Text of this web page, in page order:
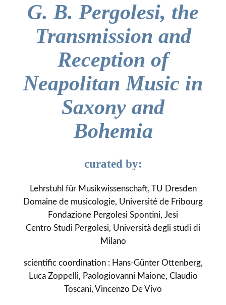
G. B. Pergolesi, the
Transmission and
Reception of
Neapolitan Music in
Saxony and
Bohemia
curated by:
Lehrstuhl für Musikwissenschaft, TU Dresden
Domaine de musicologie, Université de Fribourg
Fondazione Pergolesi Spontini, Jesi
Centro Studi Pergolesi, Università degli studi di
Milano
scientific coordination : Hans-Günter Ottenberg,
Luca Zoppelli, Paologiovanni Maione, Claudio
Toscani, Vincenzo De Vivo